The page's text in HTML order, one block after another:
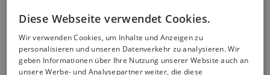
Korbsieb - es hält Abfälle zurück und ist sehr leicht von
oben zu reinigen.
Minimale Einbautiefe - 52 mm der Duschablauf passt
perfekt in jedes Badezimmer, auch in das anspruchsvollste.
Dank seiner geringen Höhe muss der Boden für den Einbau
Diese Webseite verwendet Cookies.
Wir verwenden Cookies, um Inhalte und Anzeigen zu
personalisieren und unseren Datenverkehr zu analysieren. Wir
geben Informationen über Ihre Nutzung unserer Website auch an
unsere Werbe- und Analysepartner weiter, die diese